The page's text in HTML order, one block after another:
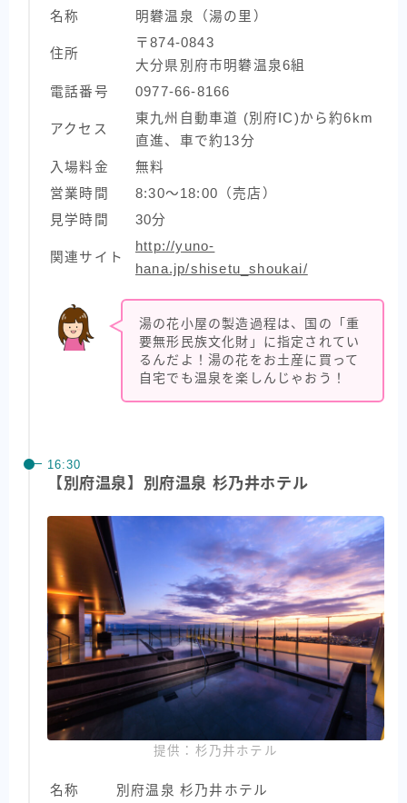
名称 明礬温泉（湯の里）
住所
〒874-0843
大分県別府市明礬温泉6組
電話番号
0977-66-8166
アクセス
東九州自動車道 (別府IC)から約6km
直進、車で約13分
入場料金
無料
営業時間
8:30〜18:00（売店）
見学時間
30分
関連サイト
http://yuno-
hana.jp/shisetu_shoukai/
湯の花小屋の製造過程は、国の「重
要無形民族文化財」に指定されてい
るんだよ！湯の花をお土産に買って
自宅でも温泉を楽しんじゃおう！
16:30
【別府温泉】別府温泉 杉乃井ホテル
提供：杉乃井ホテル
名称 別府温泉 杉乃井ホテル